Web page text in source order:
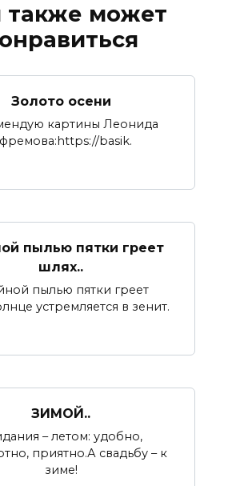
также может
Золото осени
картины Леонида
basik.
пылью пятки греет
шлях..
пылью пятки греет
устремляется в зенит.
ЗИМОЙ..
– летом: удобно,
приятно.А свадьбу – к
зиме!